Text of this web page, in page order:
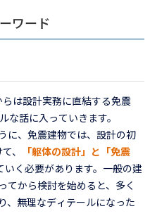
ワード
は設計実務に直結する免震
な話に入っていきます。
に、免震建物では、設計の初
、
「躯体の設計」と「免震
いく必要があります。一般の建
てから検討を始めると、多く
、無理なディテールになった